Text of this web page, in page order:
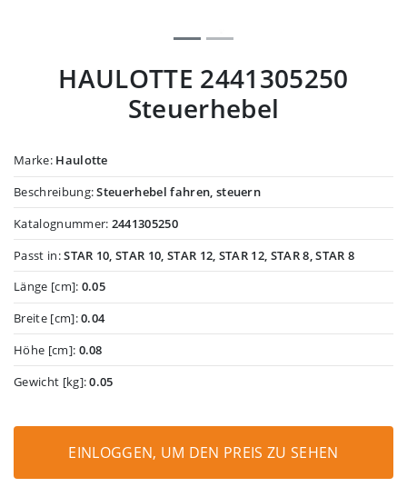
HAULOTTE 2441305250
Steuerhebel
Marke: Haulotte
Beschreibung:Steuerhebel fahren, steuern
Katalognummer: 2441305250
Passt in:STAR 10, STAR 10, STAR 12, STAR 12, STAR 8, STAR 8
Länge [cm]: 0.05
Breite [cm]:0.04
Höhe [cm]: 0.08
Gewicht [kg]:0.05
EINLOGGEN, UM DEN PREIS ZU SEHEN